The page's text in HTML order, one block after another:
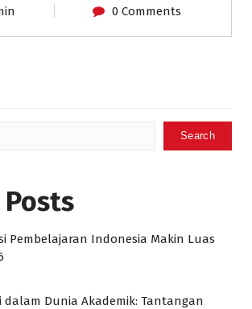
0 Comments
Search
Pembelajaran Indonesia Makin Luas
dalam Dunia Akademik: Tantangan